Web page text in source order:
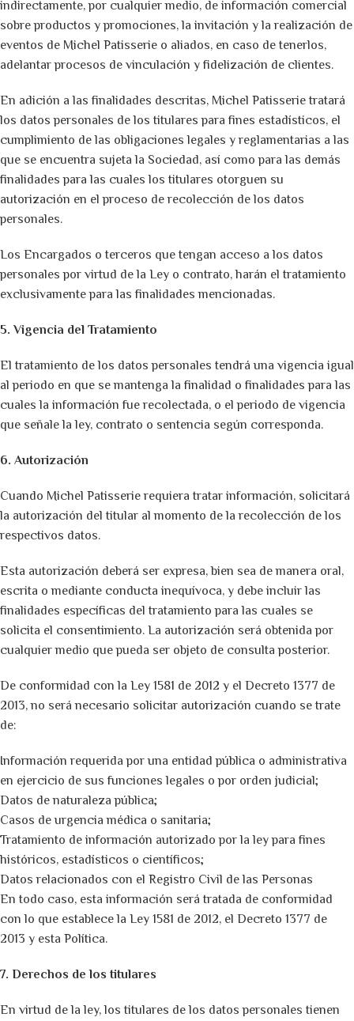
indirectamente, por cualquier medio, de información comercial
sobre productos y promociones, la invitación y la realización de
eventos de Michel Patisserie o aliados, en caso de tenerlos,
adelantar procesos de vinculación y fidelización de clientes.
En adición a las finalidades descritas, Michel Patisserie tratará
los datos personales de los titulares para fines estadísticos, el
cumplimiento de las obligaciones legales y reglamentarias a las
que se encuentra sujeta la Sociedad, así como para las demás
finalidades para las cuales los titulares otorguen su
autorización en el proceso de recolección de los datos
personales.
Los Encargados o terceros que tengan acceso a los datos
personales por virtud de la Ley o contrato, harán el tratamiento
exclusivamente para las finalidades mencionadas.
5. Vigencia del Tratamiento
El tratamiento de los datos personales tendrá una vigencia igual
al periodo en que se mantenga la finalidad o finalidades para las
cuales la información fue recolectada, o el periodo de vigencia
que señale la ley, contrato o sentencia según corresponda.
6. Autorización
Cuando Michel Patisserie requiera tratar información, solicitará
la autorización del titular al momento de la recolección de los
respectivos datos.
Esta autorización deberá ser expresa, bien sea de manera oral,
escrita o mediante conducta inequívoca, y debe incluir las
finalidades específicas del tratamiento para las cuales se
solicita el consentimiento. La autorización será obtenida por
cualquier medio que pueda ser objeto de consulta posterior.
De conformidad con la Ley 1581 de 2012 y el Decreto 1377 de
2013, no será necesario solicitar autorización cuando se trate
de:
Información requerida por una entidad pública o administrativa
en ejercicio de sus funciones legales o por orden judicial;
Datos de naturaleza pública;
Casos de urgencia médica o sanitaria;
Tratamiento de información autorizado por la ley para fines
históricos, estadísticos o científicos;
Datos relacionados con el Registro Civil de las Personas
En todo caso, esta información será tratada de conformidad
con lo que establece la Ley 1581 de 2012, el Decreto 1377 de
2013 y esta Política.
7. Derechos de los titulares
En virtud de la ley, los titulares de los datos personales tienen